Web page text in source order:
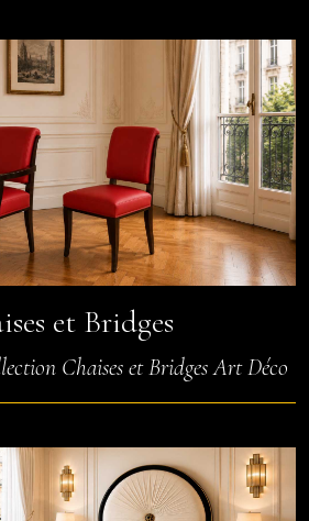
et Bridges
Chaises et Bridges Art Déco